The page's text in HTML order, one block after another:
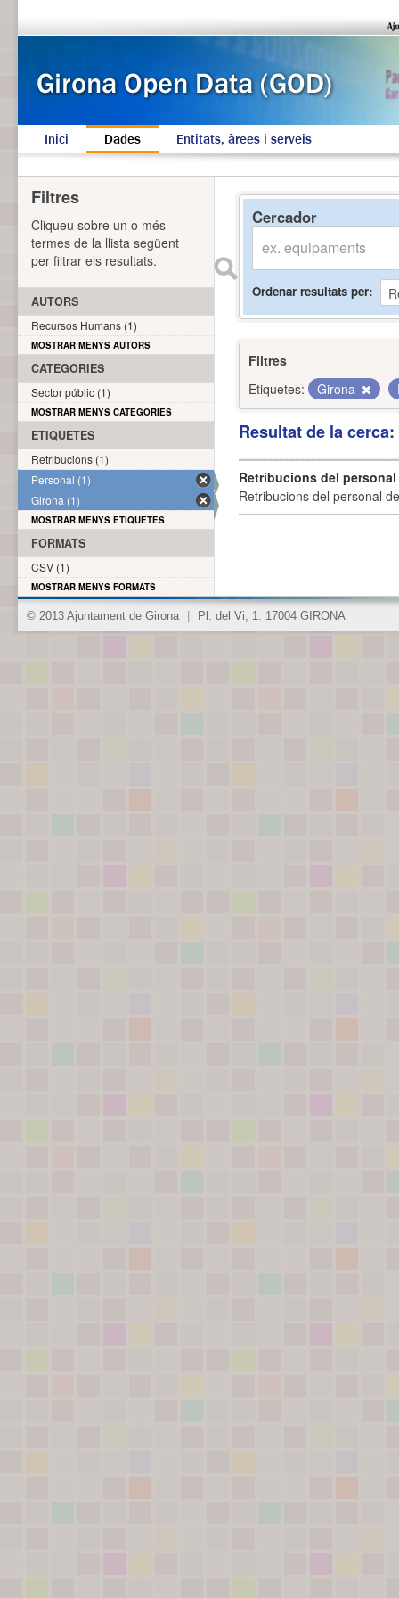
Inici Dades Entitats, àrees i serveis
Cercador
Ordenar resultats per
Filtres
Etiquetes:
Girona
Resultat de la
Retribucions del
Retribucions del personal
Filtres
Cliqueu sobre un o més
termes de la llista següent
per filtrar els resultats.
AUTORS
Recursos Humans (1)
MOSTRAR MENYS AUTORS
CATEGORIES
Sector públic (1)
MOSTRAR MENYS CATEGORIES
ETIQUETES
Retribucions (1)
Personal (1)
Girona (1)
MOSTRAR MENYS ETIQUETES
FORMATS
CSV (1)
MOSTRAR MENYS FORMATS
© 2013 Ajuntament de Girona Pl. del Vi, 1. 17004 GIRONA